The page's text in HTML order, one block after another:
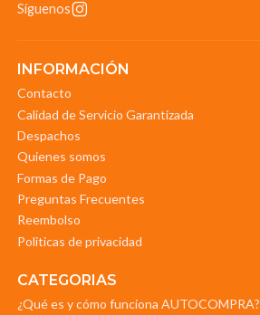
Síguenos
INFORMACIÓN
Contacto
Calidad de Servicio Garantizada
Despachos
Quienes somos
Formas de Pago
Preguntas Frecuentes
Reembolso
Politicas de privacidad
CATEGORIAS
¿Qué es y cómo funciona AUTOCOMPRA?